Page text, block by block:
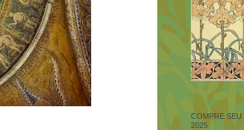
COMPRE SEU
2025